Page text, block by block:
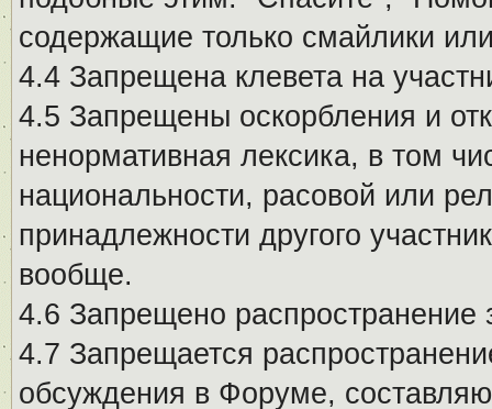
содержащие только смайлики
4.4 Запрещена клевета на
4.5 Запрещены оскорбления и
ненормативная лексика, в том
национальности, расовой или
принадлежности другого
вообще.
4.6 Запрещено
4.7 Запрещается
обсуждения в Форуме,